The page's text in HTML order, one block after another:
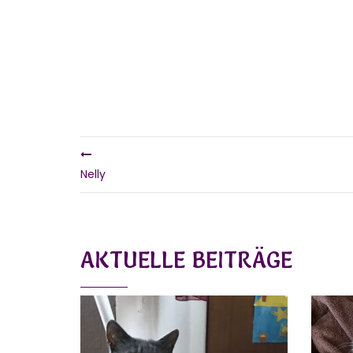
Nelly
AKTUELLE BEITRÄGE